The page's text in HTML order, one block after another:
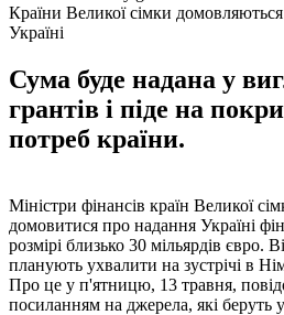
Країни Великої сімки
Україні
Сума буде надана у
грантів і піде на
потреб країни.
Міністри фінансів країн Великої
домовитися про надання Україні
розмірі близько 30 мільярдів євро.
планують ухвалити на зустрічі в
Про це у п'ятницю, 13 травня,
посиланням на джерела, які беруть